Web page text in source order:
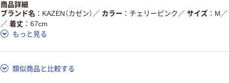
商品詳細
ブランド名
KAZEN（カゼン） ／ カラー チェリーピンク ／ サイズ M ／
／ 着丈
67cm
もっと見る
類似商品と比較する